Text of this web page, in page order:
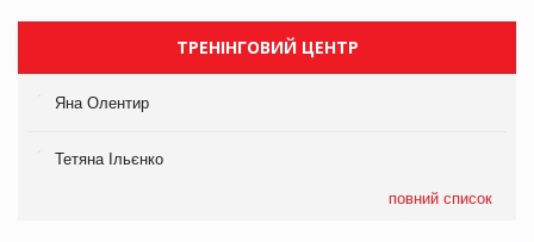
ТРЕНІНГОВИЙ ЦЕНТР
Яна Олентир
Тетяна Ільєнко
повний список